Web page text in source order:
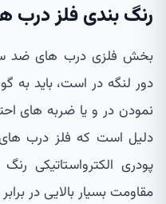
رنگ بندی فلز
بخش فلزی درب های ضد
دور لنگه در است، باید به
نمودن در و یا ضربه های
دلیل است که فلز درب
پودری الکترواستاتیکی
مقاومت بسیار بالایی در